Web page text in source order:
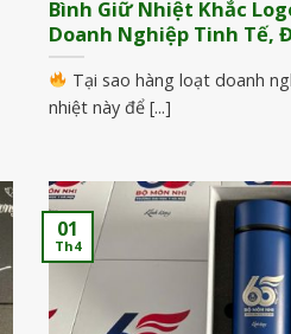
Bình Giữ Nhiệt Khắc
Doanh Nghiệp Tinh Tế,
Tại sao hàng loạt doanh
nhiệt này để [...]
01
Th4